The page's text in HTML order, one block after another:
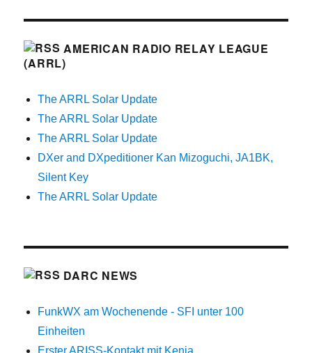
AMERICAN RADIO RELAY LEAGUE
(ARRL)
The ARRL Solar Update
The ARRL Solar Update
The ARRL Solar Update
DXer and DXpeditioner Kan Mizoguchi, JA1BK,
Silent Key
The ARRL Solar Update
DARC NEWS
FunkWX am Wochenende - SFI unter 100
Einheiten
Erster ARISS-Kontakt mit Kenia